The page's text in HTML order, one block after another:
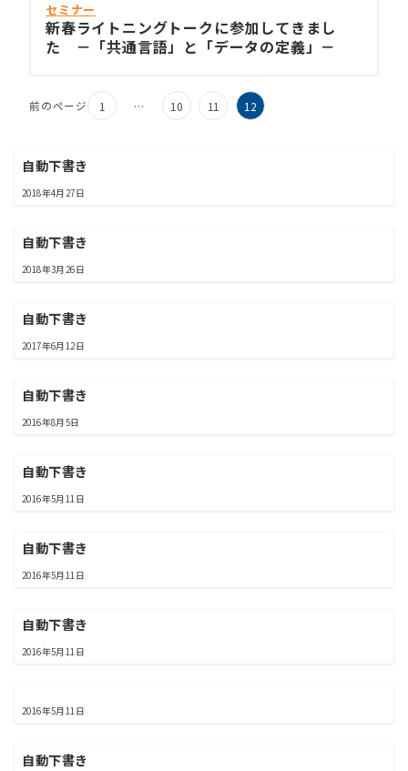
セミナー
新春ライトニングトークに参加してきまし
た －「共通言語」と「データの定義」－
前のページ 1 … 10 11 12
自動下書き
2018年4月27日
自動下書き
2018年3月26日
自動下書き
2017年6月12日
自動下書き
2016年8月5日
自動下書き
2016年5月11日
自動下書き
2016年5月11日
自動下書き
2016年5月11日
2016年5月11日
自動下書き